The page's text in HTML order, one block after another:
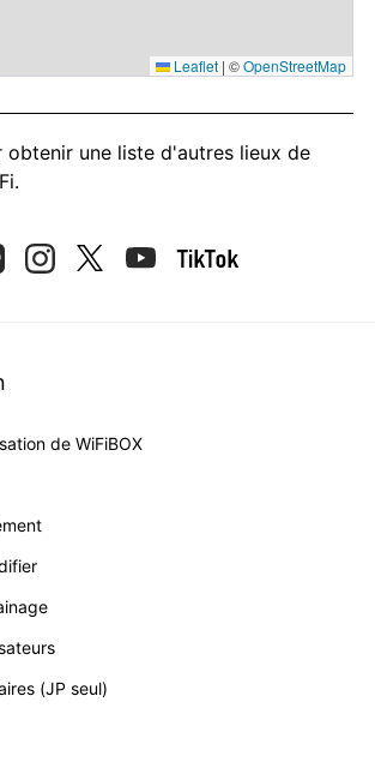
Leaflet | ©OpenStreetMap
obtenir une liste d'autres lieux de
de WiFiBOX
(JP seul)